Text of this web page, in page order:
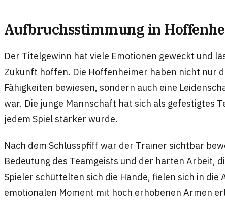
Aufbruchsstimmung in
Der Titelgewinn hat viele Emotionen geweckt und
Zukunft hoffen. Die Hoffenheimer haben nicht nur
Fähigkeiten bewiesen, sondern auch eine
war. Die junge Mannschaft hat sich als gefestigtes
jedem Spiel stärker wurde.
Nach dem Schlusspfiff war der Trainer sichtbar
Bedeutung des Teamgeists und der harten Arbeit,
Spieler schüttelten sich die Hände, fielen sich in
emotionalen Moment mit hoch erhobenen Armen